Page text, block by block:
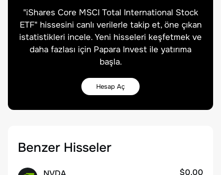
"iShares Core MSCI Total International Stock
ETF" hissesini canlı verilerle takip et, öne çıkan
istatistikleri incele. Yeni hisseleri keşfetmek ve
daha fazlası için Papara Invest ile yatırıma
başla.
Hesap Aç
Benzer Hisseler
$0.00